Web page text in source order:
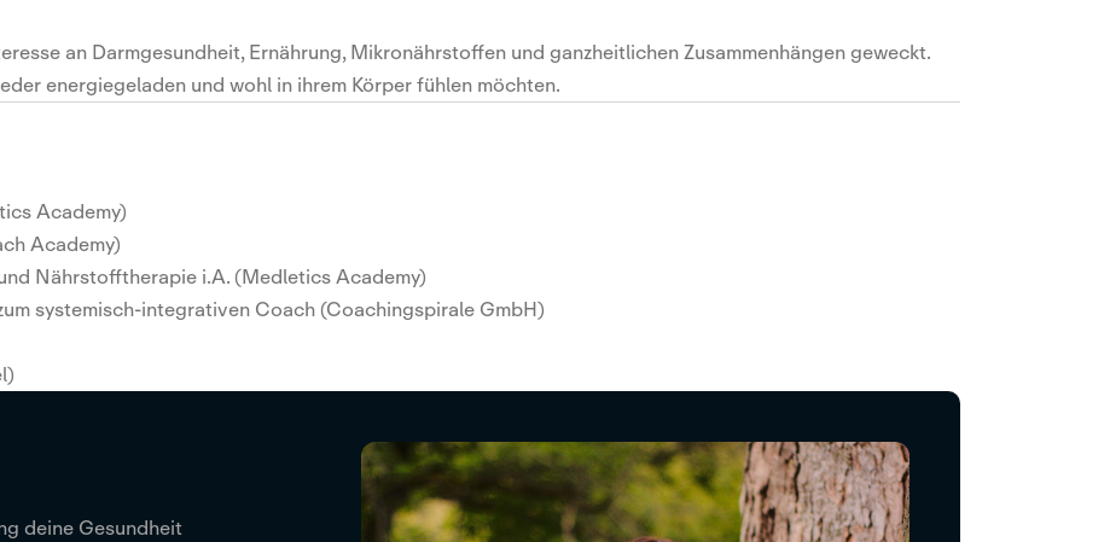
an Darmgesundheit, Ernährung, Mikronährstoffen und ganzheitlichen Zusammenhängen geweckt.
energiegeladen und wohl in ihrem Körper fühlen möchten.
Academy)
Academy)
Nährstofftherapie i.A. (Medletics Academy)
systemisch-integrativen Coach (Coachingspirale GmbH)
deine Gesundheit